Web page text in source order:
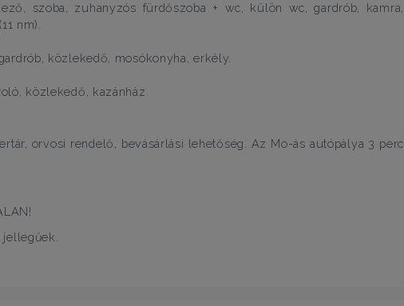
szoba, zuhanyzós fürdőszoba + wc, külön wc, gardrób, kamra,
nm).
közlekedő, mosókonyha, erkély.
közlekedő, kazánház.
orvosi rendelő, bevásárlási lehetőség. Az Mo-ás autópálya 3 perc
jellegűek.